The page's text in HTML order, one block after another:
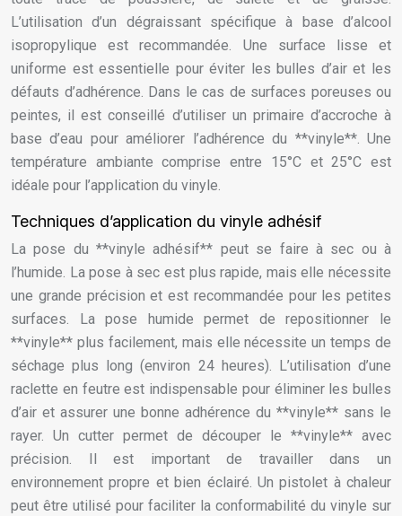
L’utilisation d’un dégraissant spécifique à base d’alcool
isopropylique est recommandée. Une surface lisse et
uniforme est essentielle pour éviter les bulles d’air et les
défauts d’adhérence. Dans le cas de surfaces poreuses ou
peintes, il est conseillé d’utiliser un primaire d’accroche à
base d’eau pour améliorer l’adhérence du **vinyle**. Une
température ambiante comprise entre 15°C et 25°C est
idéale pour l’application du vinyle.
Techniques d’application du vinyle adhésif
La pose du **vinyle adhésif** peut se faire à sec ou à
l’humide. La pose à sec est plus rapide, mais elle nécessite
une grande précision et est recommandée pour les petites
surfaces. La pose humide permet de repositionner le
**vinyle** plus facilement, mais elle nécessite un temps de
séchage plus long (environ 24 heures). L’utilisation d’une
raclette en feutre est indispensable pour éliminer les bulles
d’air et assurer une bonne adhérence du **vinyle** sans le
rayer. Un cutter permet de découper le **vinyle** avec
précision. Il est important de travailler dans un
environnement propre et bien éclairé. Un pistolet à chaleur
peut être utilisé pour faciliter la conformabilité du vinyle sur